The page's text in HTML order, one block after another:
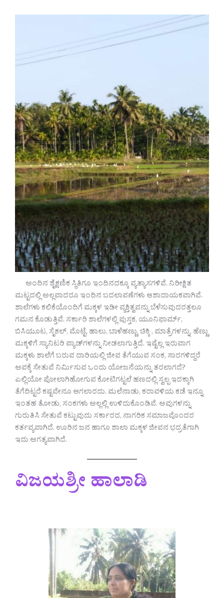
ಅಂದಿನ ಶೈಕ್ಷಣಿಕ ಸ್ಥಿತಿಗೂ ಇಂದಿನದಕ್ಕೂ ವ್ಯತ್ಯಾಸಗಳಿವೆ. ನಿರೀಕ್ಷಿತ
ಮಟ್ಟದಲ್ಲಿ ಅಲ್ಲವಾದರೂ ಇಂದಿನ ಬದಲಾವಣೆಗಳು ಆಶಾದಾಯಕವಾಗಿವೆ.
ಶಾಲೆಗಳು ಕಲಿಕೆಯೊಂದಿಗೆ ಮಕ್ಕಳ ಇಡೀ ವ್ಯಕ್ತಿತ್ವವನ್ನು ಬೆಳೆಸುವುದರತ್ತಲೂ
ಗಮನ ಕೊಡುತ್ತಿವೆ. ಸರ್ಕಾರಿ ಶಾಲೆಗಳಲ್ಲಿ ಪುಸ್ತಕ, ಯೂನಿಫಾರ್ಮ್,
ಬಿಸಿಯೂಟ, ಸೈಕಲ್, ಮೊಟ್ಟೆ, ಹಾಲು, ಬಾಳೆಹಣ್ಣು, ಚಿಕ್ಕಿ , ಮಾತ್ರೆಗಳನ್ನು, ಹೆಣ್ಣು
ಮಕ್ಕಳಿಗೆ ಸ್ಯಾನಿಟರಿ ಪ್ಯಾಡ್‌ಗಳನ್ನು ನೀಡಲಾಗುತ್ತಿದೆ. ಇಷ್ಟೆಲ್ಲ ಇರುವಾಗ
ಮಕ್ಕಳು ಶಾಲೆಗೆ ಬರುವ ದಾರಿಯಲ್ಲಿ ಜೀವ ತೆಗೆಯುವ ಸಂಕ, ಸಾರಗಳಿದ್ದರೆ
ಅವಕ್ಕೆ ಸೇತುವೆ ನಿರ್ಮಿಸುವ ಒಂದು ಯೋಜನೆಯನ್ನು ತರಲಾಗದೆ?
ಎಲ್ಲಿಯೋ ಪೋಲಾಗಿಹೋಗುವ ಕೋಟಿಗಟ್ಟಲೆ ಹಣದಲ್ಲಿ ಸ್ವಲ್ಪ ಇದಕ್ಕಾಗಿ
ತೆಗೆದಿಟ್ಟರೆ ಕಷ್ಟವೇನೂ ಆಗಲಾರದು. ಮಲೆನಾಡು, ಕರಾವಳಿಯ ಕಡೆ ಇನ್ನೂ
ಇಂತಹ ತೋಡು, ಸಂಕಗಳು ಅಲ್ಲಲ್ಲಿ ಉಳಿದುಕೊಂಡಿವೆ. ಅವುಗಳನ್ನು
ಗುರುತಿಸಿ ಸೇತುವೆ ಕಟ್ಟುವುದು ಸರ್ಕಾರದ, ನಾಗರಿಕ ಸಮಾಜವೊಂದರ
ಕರ್ತವ್ಯವಾಗಿದೆ. ಊರಿನ ಜನ ಹಾಗೂ ಶಾಲಾ ಮಕ್ಕಳ ಜೀವನ ಭದ್ರತೆಗಾಗಿ
ಇದು ಅಗತ್ಯವಾಗಿದೆ.
ವಿಜಯಶ್ರೀ ಹಾಲಾಡಿ